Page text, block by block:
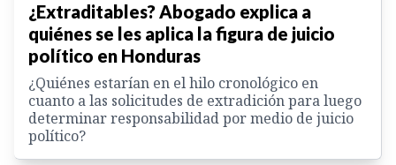
¿Extraditables? Abogado explica a
quiénes se les aplica la figura de juicio
político en Honduras
¿Quiénes estarían en el hilo cronológico en
cuanto a las solicitudes de extradición para luego
determinar responsabilidad por medio de juicio
político?